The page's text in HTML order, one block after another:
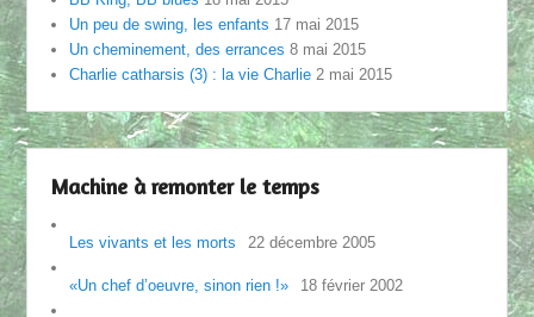
Un peu de swing, les enfants 17 mai 2015
Un cheminement, des errances 8 mai 2015
Charlie catharsis (3) : la vie Charlie 2 mai 2015
Machine à remonter le temps
Les vivants et les morts 22 décembre 2005
«Un chef d’oeuvre, sinon rien !» 18 février 2002